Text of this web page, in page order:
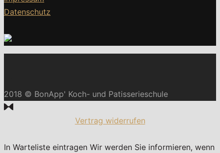
Datenschutz
2018 © BonApp' Koch- und Patisserieschule
Vertrag widerrufen
In Warteliste eintragen Wir werden Sie informieren, wenn